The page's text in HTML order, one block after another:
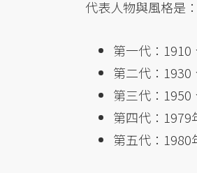
代表人物與風格是：
第一代：1910
第二代：1930
第三代：1950
第四代：1979
第五代：1980